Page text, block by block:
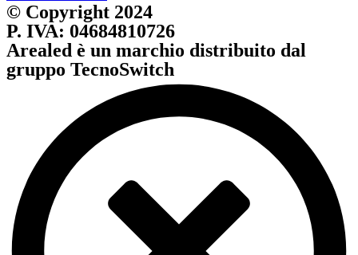
© Copyright 2024
P. IVA: 04684810726
Arealed è un marchio distribuito dal
gruppo TecnoSwitch